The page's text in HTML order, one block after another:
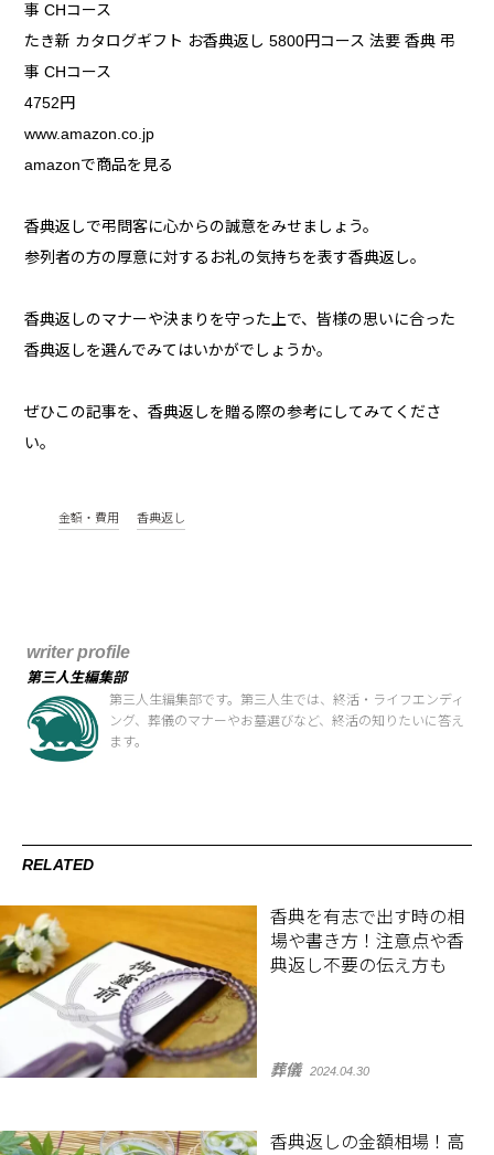
事 CHコース
たき新 カタログギフト お香典返し 5800円コース 法要 香典 弔
事 CHコース
4752円
www.amazon.co.jp
amazonで商品を見る
香典返しで弔問客に心からの誠意をみせましょう。
参列者の方の厚意に対するお礼の気持ちを表す香典返し。
香典返しのマナーや決まりを守った上で、皆様の思いに合った
香典返しを選んでみてはいかがでしょうか。
ぜひこの記事を、香典返しを贈る際の参考にしてみてくださ
い。
金額・費用 香典返し
writer profile
第三人生編集部
第三人生編集部です。第三人生では、終活・ライフエンディ
ング、葬儀のマナーやお墓選びなど、終活の知りたいに答え
ます。
RELATED
香典を有志で出す時の相
場や書き方！注意点や香
典返し不要の伝え方も
葬儀 2024.04.30
香典返しの金額相場！高